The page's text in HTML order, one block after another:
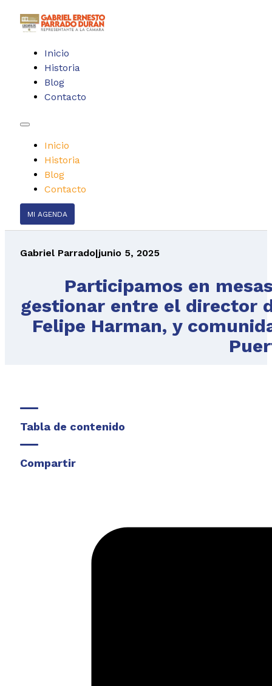
Inicio
Historia
Blog
Contacto
Inicio
Historia
Blog
Contacto
MI AGENDA
Gabriel Parrado|junio 5, 2025
Participamos en
gestionar entre el director
Felipe Harman, y
Tabla de contenido
Compartir